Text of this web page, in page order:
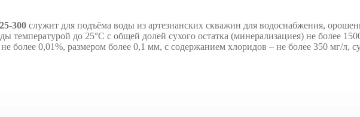
300 служит для подъёма воды из артезианских скважин для водоснабжения,
температурой до 25°С с общей долей сухого остатка (минерализациея) не более
более 0,01%, размером более 0,1 мм, с содержанием хлоридов – не более 350 мг/л,